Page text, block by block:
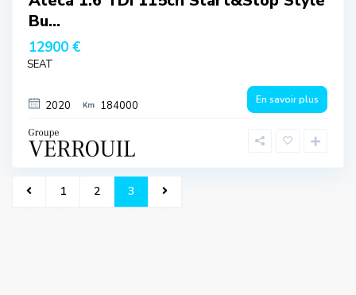
Bu...
12900 €
SEAT
2020 184000 En savoir plus
1 2 3